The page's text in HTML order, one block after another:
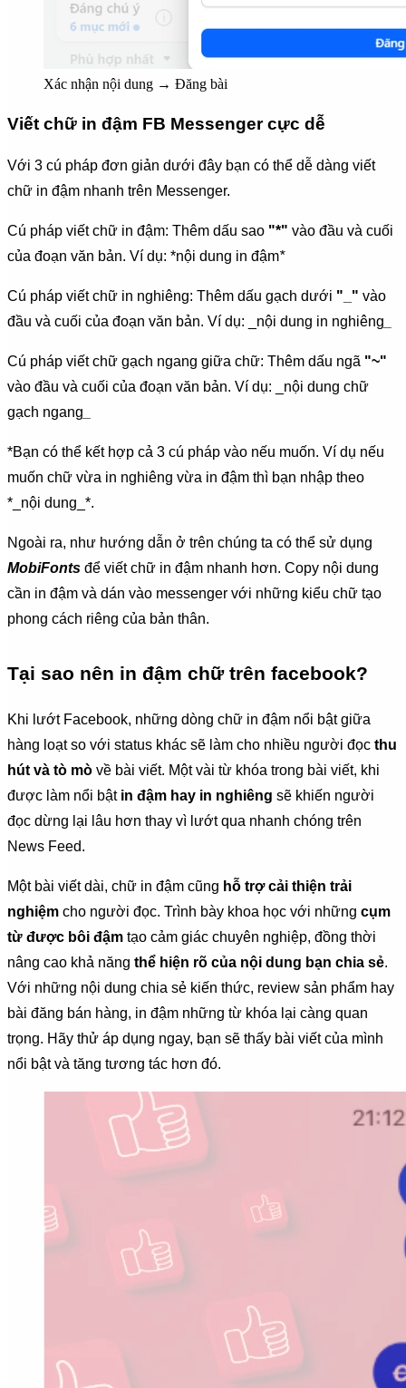
Xác nhận nội dung → Đăng bài
Viết chữ in đậm FB Messenger cực dễ
Với 3 cú pháp đơn giản dưới đây bạn có thể dễ dàng viết
chữ in đậm nhanh trên Messenger.
Cú pháp viết chữ in đậm: Thêm dấu sao "*" vào đầu và cuối
của đoạn văn bản. Ví dụ: *nội dung in đậm*
Cú pháp viết chữ in nghiêng: Thêm dấu gạch dưới "_" vào
đầu và cuối của đoạn văn bản. Ví dụ: _nội dung in nghiêng
Cú pháp viết chữ gạch ngang giữa chữ: Thêm dấu ngã "~"
vào đầu và cuối của đoạn văn bản. Ví dụ: _nội dung chữ
gạch ngang
*Bạn có thể kết hợp cả 3 cú pháp vào nếu muốn. Ví dụ nếu
muốn chữ vừa in nghiêng vừa in đậm thì bạn nhập theo
*_nội dung_*.
Ngoài ra, như hướng dẫn ở trên chúng ta có thể sử dụng
MobiFonts để viết chữ in đậm nhanh hơn. Copy nội dung
cần in đậm và dán vào messenger với những kiểu chữ tạo
phong cách riêng của bản thân.
Tại sao nên in đậm chữ trên facebook?
Khi lướt Facebook, những dòng chữ in đậm nổi bật giữa
hàng loạt so với status khác sẽ làm cho nhiều người đọc thu
hút và tò mò về bài viết. Một vài từ khóa trong bài viết, khi
được làm nổi bật in đậm hay in nghiêng sẽ khiến người
đọc dừng lại lâu hơn thay vì lướt qua nhanh chóng trên
News Feed.
Một bài viết dài, chữ in đậm cũng hỗ trợ cải thiện trải
nghiệm cho người đọc. Trình bày khoa học với những cụm
từ được bôi đậm tạo cảm giác chuyên nghiệp, đồng thời
nâng cao khả năng thể hiện rõ của nội dung bạn chia sẻ.
Với những nội dung chia sẻ kiến thức, review sản phẩm hay
bài đăng bán hàng, in đậm những từ khóa lại càng quan
trọng. Hãy thử áp dụng ngay, bạn sẽ thấy bài viết của mình
nổi bật và tăng tương tác hơn đó.